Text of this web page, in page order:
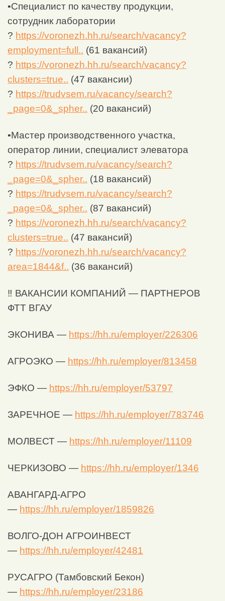
▪Специалист по качеству продукции,
сотрудник лаборатории
? https://voronezh.hh.ru/search/vacancy?
employment=full.. (61 вакансий)
? https://voronezh.hh.ru/search/vacancy?
clusters=true.. (47 вакансии)
? https://trudvsem.ru/vacancy/search?
_page=0&_spher.. (20 вакансий)
▪Мастер производственного участка,
оператор линии, специалист элеватора
? https://trudvsem.ru/vacancy/search?
_page=0&_spher.. (18 вакансий)
? https://trudvsem.ru/vacancy/search?
_page=0&_spher.. (87 вакансий)
? https://voronezh.hh.ru/search/vacancy?
clusters=true.. (47 вакансий)
? https://voronezh.hh.ru/search/vacancy?
area=1844&f.. (36 вакансий)
‼ ВАКАНСИИ КОМПАНИЙ — ПАРТНЕРОВ
ФТТ ВГАУ
ЭКОНИВА — https://hh.ru/employer/226306
АГРОЭКО — https://hh.ru/employer/813458
ЭФКО — https://hh.ru/employer/53797
ЗАРЕЧНОЕ — https://hh.ru/employer/783746
МОЛВЕСТ — https://hh.ru/employer/11109
ЧЕРКИЗОВО — https://hh.ru/employer/1346
АВАНГАРД-АГРО
— https://hh.ru/employer/1859826
ВОЛГО-ДОН АГРОИНВЕСТ
— https://hh.ru/employer/42481
РУСАГРО (Тамбовский Бекон)
— https://hh.ru/employer/23186